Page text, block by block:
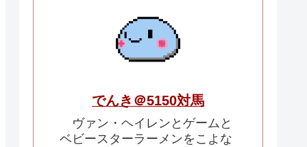
でんき＠5150対馬
ヴァン・ヘイレンとゲームと
ベビースターラーメンをこよな